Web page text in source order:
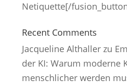
Netiquette[/
Recent Comments
Jacqueline Althallerzu
der KI: Warum moderne
menschlicher werden